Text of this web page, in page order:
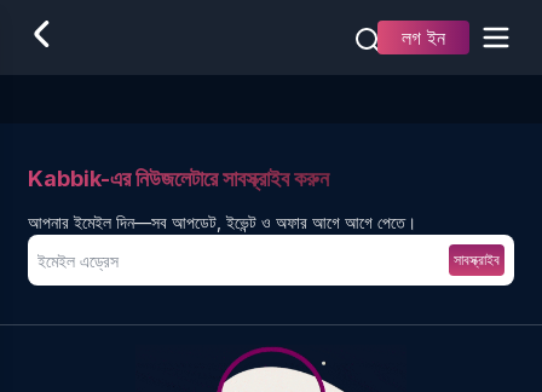
লগ ইন
Kabbik-এর নিউজলেটারে সাবস্ক্রাইব করুন
আপনার ইমেইল দিন—সব আপডেট, ইভেন্ট ও অফার আগে আগে পেতে।
সাবস্ক্রাইব